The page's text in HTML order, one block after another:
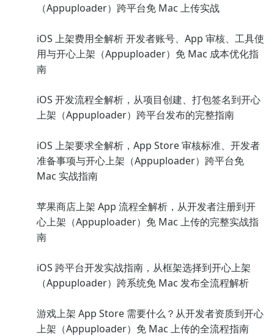
（Appuploader）跨平台免 Mac 上传实战
iOS 上架费用全解析 开发者账号、App 审核、工具使
用与开心上架（Appuploader）免 Mac 成本优化指
南
iOS 开发流程全解析，从项目创建、打包签名到开心
上架（Appuploader）跨平台发布的完整指南
iOS 上架要求全解析，App Store 审核标准、开发者
准备事项与开心上架（Appuploader）跨平台免
Mac 实战指南
苹果商店上架 App 流程全解析，从开发者注册到开
心上架（Appuploader）免 Mac 上传的完整实战指
南
iOS 跨平台开发实战指南，从框架选择到开心上架
（Appuploader）跨系统免 Mac 发布全流程解析
游戏上架 App Store 需要什么？从开发者资质到开心
上架（Appuploader）免 Mac 上传的全流程指南